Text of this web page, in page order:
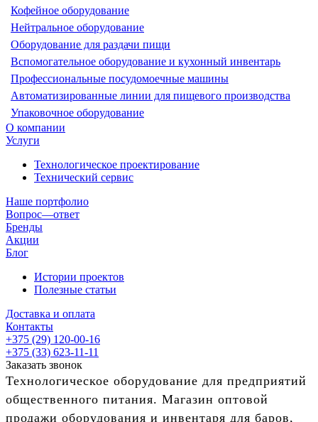
Кофейное оборудование
Нейтральное оборудование
Оборудование для раздачи пищи
Вспомогательное оборудование и кухонный инвентарь
Профессиональные посудомоечные машины
Автоматизированные линии для пищевого производства
Упаковочное оборудование
О компании
Услуги
Технологическое проектирование
Технический сервис
Наше портфолио
Вопрос—ответ
Бренды
Акции
Блог
Истории проектов
Полезные статьи
Доставка и оплата
Контакты
+375 (29) 120-00-16
+375 (33) 623-11-11
Заказать звонок
Технологическое оборудование для предприятий
общественного питания. Магазин оптовой
продажи оборудования и инвентаря для баров,